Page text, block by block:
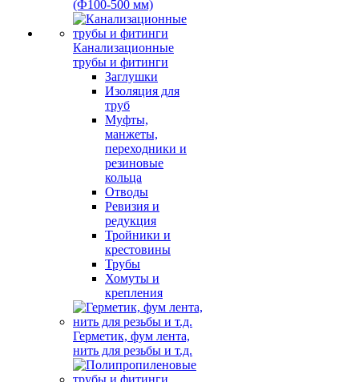
(Ф100-500 мм)
Канализационные
трубы и фитинги
Заглушки
Изоляция для
труб
Муфты,
манжеты,
переходники и
резиновые
кольца
Отводы
Ревизия и
редукция
Тройники и
крестовины
Трубы
Хомуты и
крепления
Герметик, фум лента,
нить для резьбы и т.д.